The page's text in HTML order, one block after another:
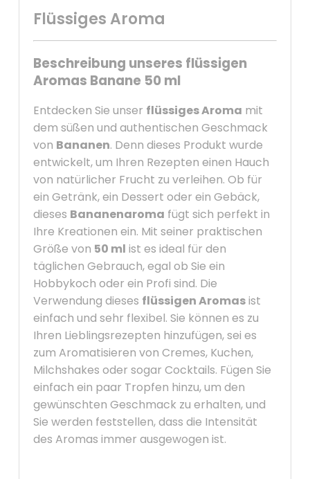
Flüssiges Aroma
Beschreibung unseres flüssigen
Aromas Banane 50 ml
Entdecken Sie unser flüssiges Aroma mit
dem süßen und authentischen Geschmack
von Bananen. Denn dieses Produkt wurde
entwickelt, um Ihren Rezepten einen Hauch
von natürlicher Frucht zu verleihen. Ob für
ein Getränk, ein Dessert oder ein Gebäck,
dieses Bananenaroma fügt sich perfekt in
Ihre Kreationen ein. Mit seiner praktischen
Größe von 50 ml ist es ideal für den
täglichen Gebrauch, egal ob Sie ein
Hobbykoch oder ein Profi sind. Die
Verwendung dieses flüssigen Aromasist
einfach und sehr flexibel. Sie können es zu
Ihren Lieblingsrezepten hinzufügen, sei es
zum Aromatisieren von Cremes, Kuchen,
Milchshakes oder sogar Cocktails. Fügen Sie
einfach ein paar Tropfen hinzu, um den
gewünschten Geschmack zu erhalten, und
Sie werden feststellen, dass die Intensität
des Aromas immer ausgewogen ist.